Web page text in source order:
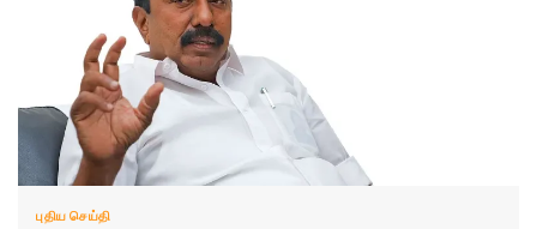
புதிய செய்தி